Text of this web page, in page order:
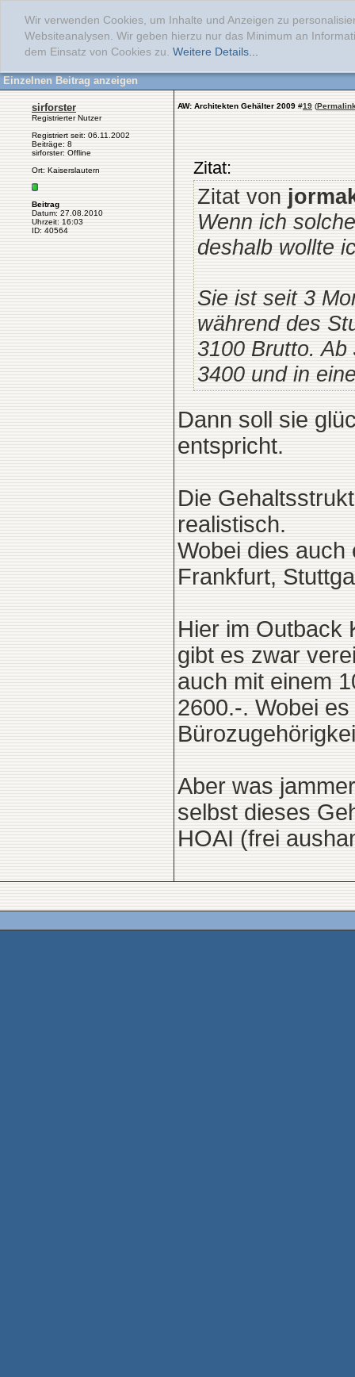
Wir verwenden Cookies, um Inhalte und Anzeigen zu
Websiteanalysen. Wir geben hierzu nur das Minimum an
dem Einsatz von Cookies zu. Weitere Details...
Einzelnen Beitrag anzeigen
sirforster
Registrierter Nutzer
Registriert seit: 06.11.2002
Beiträge: 8
sirforster: Offline
Ort: Kaiserslautern
Beitrag
Datum: 27.08.2010
Uhrzeit: 16:03
ID: 40564
AW: Architekten Gehälter 2009 #19 (
Zitat:
Zitat von
Wenn ich
deshalb wollte
Sie ist seit 3
während des
3100 Brutto. Ab
3400 und in
Dann soll sie
entspricht.
Die
realistisch.
Wobei dies
Frankfurt,
Hier im Outback
gibt es zwar
auch mit einem
2600.-. Wobei
Aber was
selbst dieses
HOAI (frei